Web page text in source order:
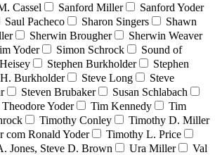
Cassel Sanford Miller
Sanford Yoder
Saul Pacheco Sharon Singers
Shawn
Sherwin Brougher
Sherwin Weaver
Yoder Simon Schrock
Sound of
Stephen Burkholder
Stephen
Burkholder Steve Long
Steve
Steven Brubaker
Susan Schlabach
Theodore Yoder Tim Kennedy
Tim
Timothy Conley
Timothy D. Miller
Ronald Yoder
Timothy L. Price
Jones, Steve D. Brown Ura Miller
Val